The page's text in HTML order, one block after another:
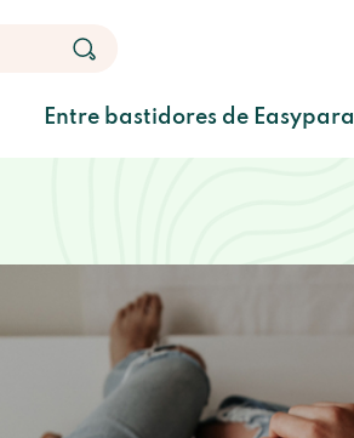
Entre bastidores de Easypara